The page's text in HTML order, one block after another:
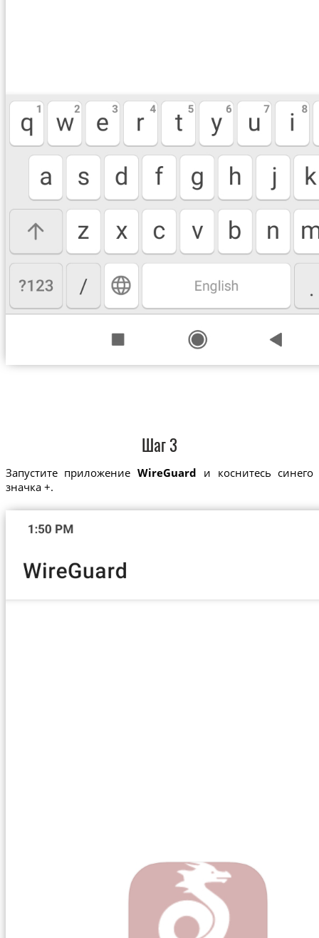
Шаг 3
Запустите приложениеWireGuard и коснитесь синего
значка +.